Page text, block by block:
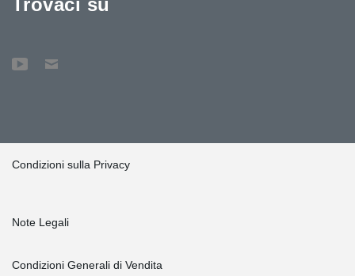
Condizioni sulla Privacy
Note Legali
Condizioni Generali di Vendita